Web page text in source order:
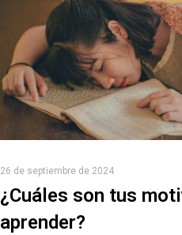
26 de septiembre de 2024
¿Cuáles son tus
aprender?